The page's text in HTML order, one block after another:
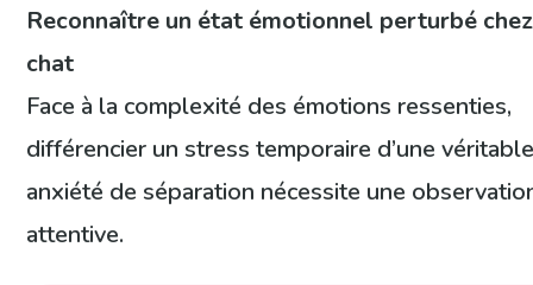
Reconnaître un état émotionnel perturbé
chat
Face à la complexité des émotions ressenties,
différencier un stress temporaire d’une
anxiété de séparation nécessite une
attentive.